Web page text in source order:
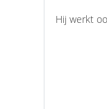
Hij werkt